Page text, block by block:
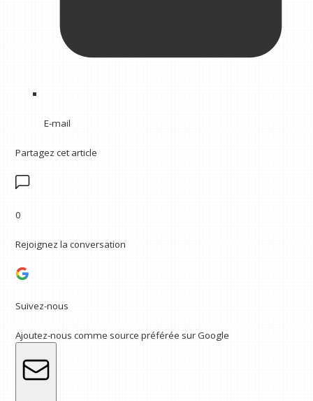
E-mail
Partagez cet article
0
Rejoignez la conversation
Suivez-nous
Ajoutez-nous comme source préférée sur Google